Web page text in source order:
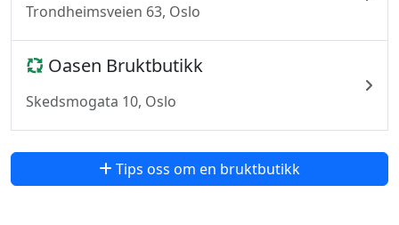
Trondheimsveien 63, Oslo
Oasen Bruktbutikk
Skedsmogata 10, Oslo
Tips oss om en bruktbutikk